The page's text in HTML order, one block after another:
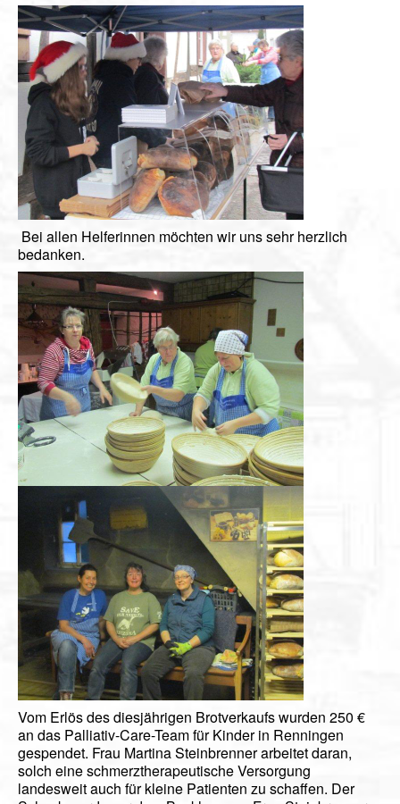
Videos
Vorstand
Geschichte
Gästebuch
Mitgliederanmeldung
Kontakt
Impressum
Bei allen Helferinnen möchten wir uns sehr herzlich
bedanken.
Vom Erlös des diesjährigen Brotverkaufs wurden 250 €
an das Palliativ-Care-Team für Kinder in Renningen
gespendet. Frau Martina Steinbrenner arbeitet daran,
solch eine schmerztherapeutische Versorgung
landesweit auch für kleine Patienten zu schaffen. Der